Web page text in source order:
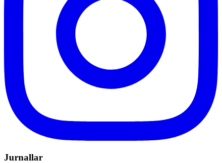
Jurnallar